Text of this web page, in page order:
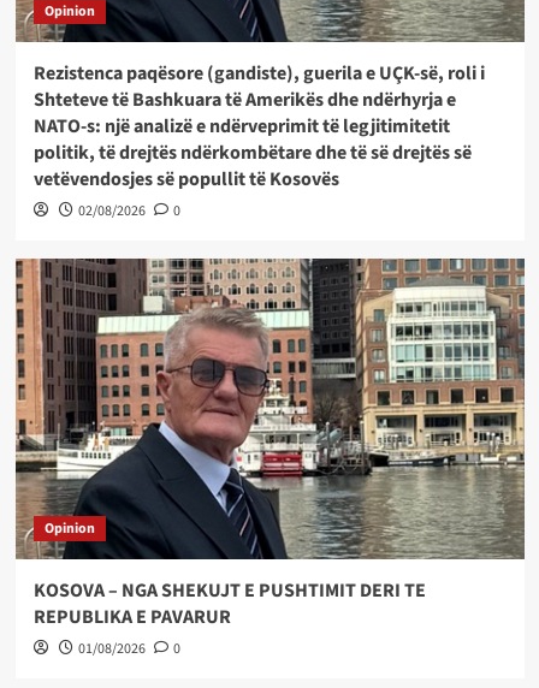
Opinion
Rezistenca paqësore (gandiste), guerila e UÇK-së, roli i
Shteteve të Bashkuara të Amerikës dhe ndërhyrja e
NATO-s: një analizë e ndërveprimit të legjitimitetit
politik, të drejtës ndërkombëtare dhe të së drejtës së
vetëvendosjes së popullit të Kosovës
02/08/2026 0
Opinion
KOSOVA – NGA SHEKUJT E PUSHTIMIT DERI TE
REPUBLIKA E PAVARUR
01/08/2026 0